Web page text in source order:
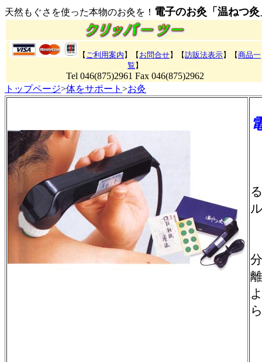
天然もぐさを使った本物のお灸を！ 電子のお灸「温ねつ灸
【 ご利用案内 】【 お問合せ】【訪販法表示】 【商品一
覧 】
Tel 046(875)2961 Fax 046(875)2962
トップページ>体をサポート >お灸